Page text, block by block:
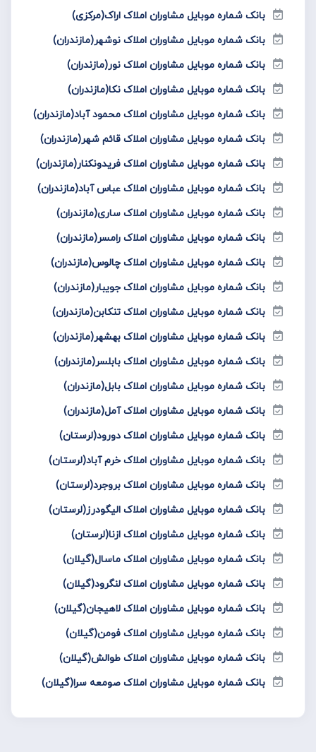
بانک شماره موبایل مشاوران املاک اراک(مرکزی)
بانک شماره موبایل مشاوران املاک نوشهر(مازندران)
بانک شماره موبایل مشاوران املاک نور(مازندران)
بانک شماره موبایل مشاوران املاک نکا(مازندران)
بانک شماره موبایل مشاوران املاک محمود آباد(مازندران)
بانک شماره موبایل مشاوران املاک قائم شهر(مازندران)
بانک شماره موبایل مشاوران املاک فریدونکنار(مازندران)
بانک شماره موبایل مشاوران املاک عباس آباد(مازندران)
بانک شماره موبایل مشاوران املاک ساری(مازندران)
بانک شماره موبایل مشاوران املاک رامسر(مازندران)
بانک شماره موبایل مشاوران املاک چالوس(مازندران)
بانک شماره موبایل مشاوران املاک جویبار(مازندران)
بانک شماره موبایل مشاوران املاک تنکابن(مازندران)
بانک شماره موبایل مشاوران املاک بهشهر(مازندران)
بانک شماره موبایل مشاوران املاک بابلسر(مازندران)
بانک شماره موبایل مشاوران املاک بابل(مازندران)
بانک شماره موبایل مشاوران املاک آمل(مازندران)
بانک شماره موبایل مشاوران املاک دورود(لرستان)
بانک شماره موبایل مشاوران املاک خرم آباد(لرستان)
بانک شماره موبایل مشاوران املاک بروجرد(لرستان)
بانک شماره موبایل مشاوران املاک الیگودرز(لرستان)
بانک شماره موبایل مشاوران املاک ازنا(لرستان)
بانک شماره موبایل مشاوران املاک ماسال(گیلان)
بانک شماره موبایل مشاوران املاک لنگرود(گیلان)
بانک شماره موبایل مشاوران املاک لاهیجان(گیلان)
بانک شماره موبایل مشاوران املاک فومن(گیلان)
بانک شماره موبایل مشاوران املاک طوالش(گیلان)
بانک شماره موبایل مشاوران املاک صومعه سرا(گیلان)